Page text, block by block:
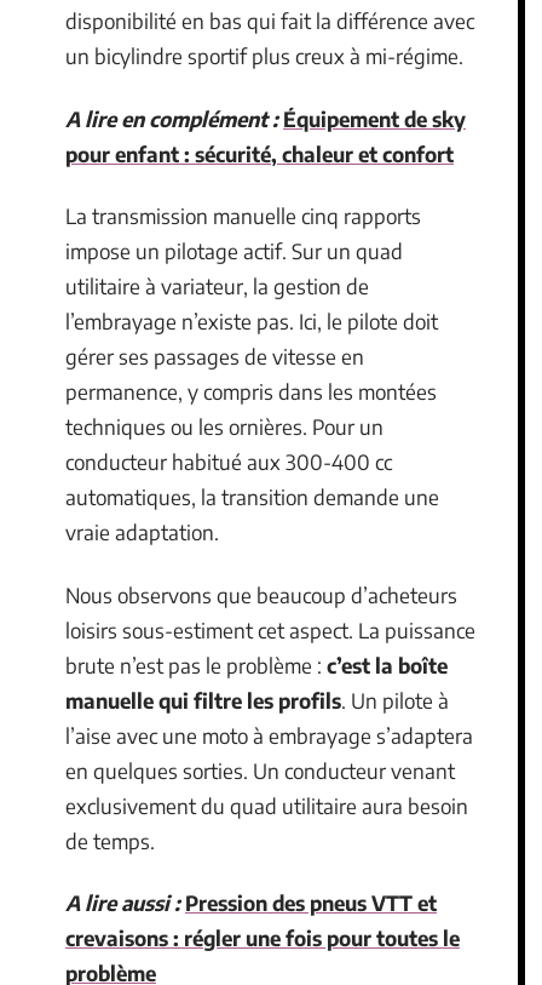
disponibilité en bas qui fait la différence avec
un bicylindre sportif plus creux à mi-régime.
A lire en complément : Équipement de sky
pour enfant : sécurité, chaleur et confort
La transmission manuelle cinq rapports
impose un pilotage actif. Sur un quad
utilitaire à variateur, la gestion de
l’embrayage n’existe pas. Ici, le pilote doit
gérer ses passages de vitesse en
permanence, y compris dans les montées
techniques ou les ornières. Pour un
conducteur habitué aux 300-400 cc
automatiques, la transition demande une
vraie adaptation.
Nous observons que beaucoup d’acheteurs
loisirs sous-estiment cet aspect. La puissance
brute n’est pas le problème : c’est la boîte
manuelle qui filtre les profils. Un pilote à
l’aise avec une moto à embrayage s’adaptera
en quelques sorties. Un conducteur venant
exclusivement du quad utilitaire aura besoin
de temps.
A lire aussi : Pression des pneus VTT et
crevaisons : régler une fois pour toutes le
problème